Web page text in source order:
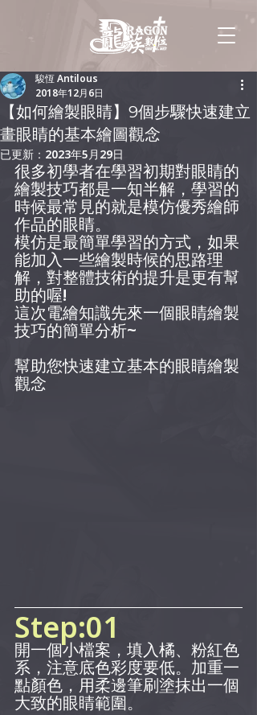
【如何繪製眼睛】9個步驟快速建立
畫眼睛的基本繪圖觀念
駿恆 Antilous
2018年12月6日
已更新： 2023年5月29日
很多初學者在學習初期對眼睛的
繪製技巧都是一知半解，學習的
時候最常見的就是模仿優秀繪師
作品的眼睛。
模仿是最簡單學習的方式，如果
能加入一些繪製時候的思路理
解，對整體技術的提升是更有幫
助的喔!
這次電繪知識先來一個眼睛繪製
技巧的簡單分析~
幫助您快速建立基本的眼睛繪製
觀念
Step:01
開一個小檔案，填入橘、粉紅色
系，注意底色彩度要低。加重一
點顏色，用柔邊筆刷塗抹出一個
大致的眼睛範圍。